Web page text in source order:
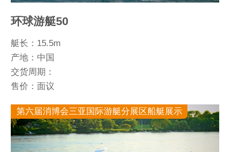
环球游艇50
艇长：15.5m
产地：中国
交货周期：
售价：面议
第六届消博会三亚国际游艇分展区船艇展示